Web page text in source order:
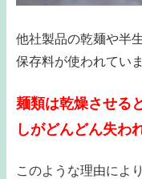
他社製品の乾麺や半
保存料が使われていま
麺類は乾燥させる
しがどんどん失わ
このような理由によ